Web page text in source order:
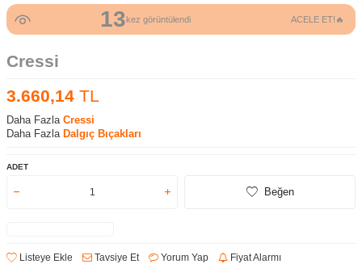
13kez görüntülendi ACELE ET!🔥
Cressi
3.660,14 TL
Daha Fazla Cressi
Daha Fazla Dalgıç Bıçakları
ADET
Beğen
Listeye Ekle Tavsiye Et Yorum Yap Fiyat Alarmı